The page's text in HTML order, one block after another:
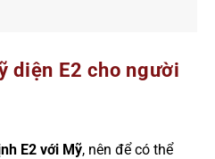
diện E2 cho người
E2 với Mỹ, nên để có thể